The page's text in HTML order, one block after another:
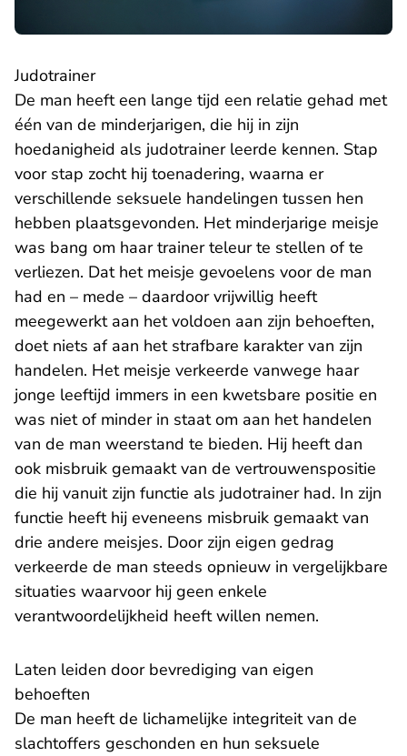
Judotrainer
De man heeft een lange tijd een relatie gehad met
één van de minderjarigen, die hij in zijn
hoedanigheid als judotrainer leerde kennen. Stap
voor stap zocht hij toenadering, waarna er
verschillende seksuele handelingen tussen hen
hebben plaatsgevonden. Het minderjarige meisje
was bang om haar trainer teleur te stellen of te
verliezen. Dat het meisje gevoelens voor de man
had en – mede – daardoor vrijwillig heeft
meegewerkt aan het voldoen aan zijn behoeften,
doet niets af aan het strafbare karakter van zijn
handelen. Het meisje verkeerde vanwege haar
jonge leeftijd immers in een kwetsbare positie en
was niet of minder in staat om aan het handelen
van de man weerstand te bieden. Hij heeft dan
ook misbruik gemaakt van de vertrouwenspositie
die hij vanuit zijn functie als judotrainer had. In zijn
functie heeft hij eveneens misbruik gemaakt van
drie andere meisjes. Door zijn eigen gedrag
verkeerde de man steeds opnieuw in vergelijkbare
situaties waarvoor hij geen enkele
verantwoordelijkheid heeft willen nemen.
Laten leiden door bevrediging van eigen
behoeften
De man heeft de lichamelijke integriteit van de
slachtoffers geschonden en hun seksuele